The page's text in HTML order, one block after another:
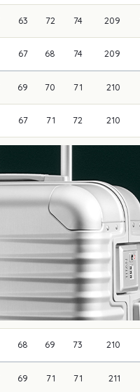
63 72 74 209
67 68 74 209
69 70 71 210
67 71 72 210
68 69 73 210
69 71 71 211